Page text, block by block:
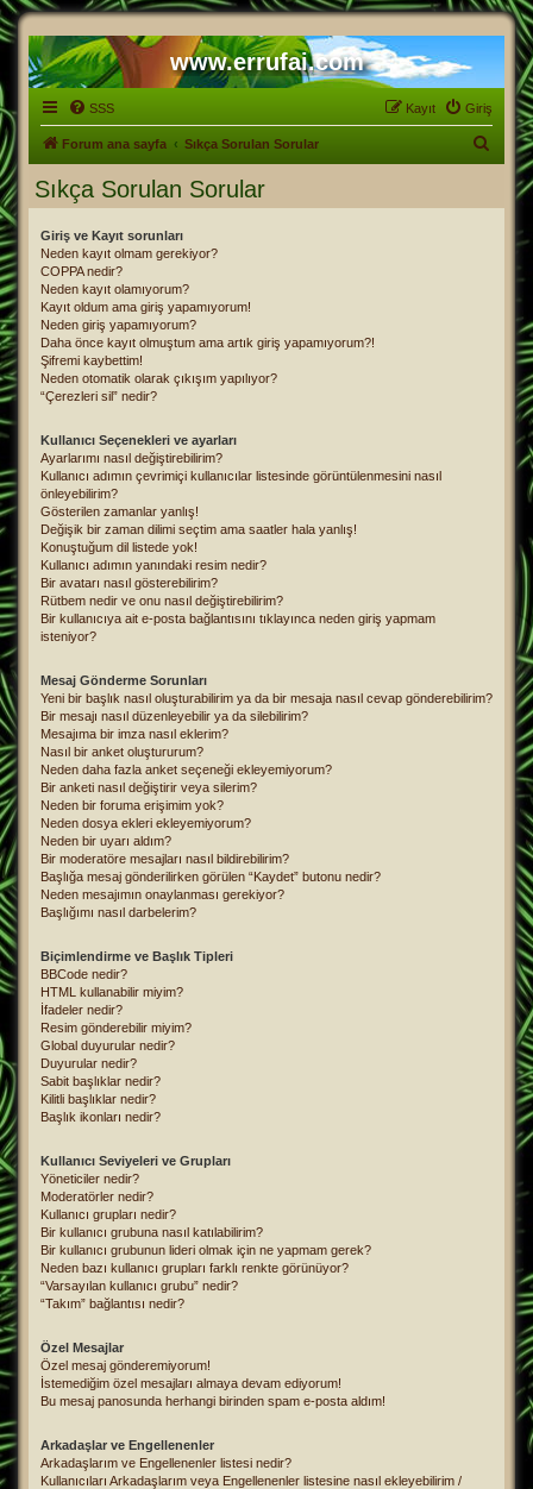
www.errufai.com
SSS Giriş
Kayıt
Forum ana sayfa Sıkça Sorulan Sorular
Sıkça Sorulan Sorular
Giriş ve Kayıt sorunları
Neden kayıt olmam gerekiyor?
COPPA nedir?
Neden kayıt olamıyorum?
Kayıt oldum ama giriş yapamıyorum!
Neden giriş yapamıyorum?
Daha önce kayıt olmuştum ama artık giriş yapamıyorum?!
Şifremi kaybettim!
Neden otomatik olarak çıkışım yapılıyor?
“Çerezleri sil” nedir?
Kullanıcı Seçenekleri ve ayarları
Ayarlarımı nasıl değiştirebilirim?
Kullanıcı adımın çevrimiçi kullanıcılar listesinde görüntülenmesini nasıl
önleyebilirim?
Gösterilen zamanlar yanlış!
Değişik bir zaman dilimi seçtim ama saatler hala yanlış!
Konuştuğum dil listede yok!
Kullanıcı adımın yanındaki resim nedir?
Bir avatarı nasıl gösterebilirim?
Rütbem nedir ve onu nasıl değiştirebilirim?
Bir kullanıcıya ait e-posta bağlantısını tıklayınca neden giriş yapmam
isteniyor?
Mesaj Gönderme Sorunları
Yeni bir başlık nasıl oluşturabilirim ya da bir mesaja nasıl cevap gönderebilirim?
Bir mesajı nasıl düzenleyebilir ya da silebilirim?
Mesajıma bir imza nasıl eklerim?
Nasıl bir anket oluştururum?
Neden daha fazla anket seçeneği ekleyemiyorum?
Bir anketi nasıl değiştirir veya silerim?
Neden bir foruma erişimim yok?
Neden dosya ekleri ekleyemiyorum?
Neden bir uyarı aldım?
Bir moderatöre mesajları nasıl bildirebilirim?
Başlığa mesaj gönderilirken görülen “Kaydet” butonu nedir?
Neden mesajımın onaylanması gerekiyor?
Başlığımı nasıl darbelerim?
Biçimlendirme ve Başlık Tipleri
BBCode nedir?
HTML kullanabilir miyim?
İfadeler nedir?
Resim gönderebilir miyim?
Global duyurular nedir?
Duyurular nedir?
Sabit başlıklar nedir?
Kilitli başlıklar nedir?
Başlık ikonları nedir?
Kullanıcı Seviyeleri ve Grupları
Yöneticiler nedir?
Moderatörler nedir?
Kullanıcı grupları nedir?
Bir kullanıcı grubuna nasıl katılabilirim?
Bir kullanıcı grubunun lideri olmak için ne yapmam gerek?
Neden bazı kullanıcı grupları farklı renkte görünüyor?
“Varsayılan kullanıcı grubu” nedir?
“Takım” bağlantısı nedir?
Özel Mesajlar
Özel mesaj gönderemiyorum!
İstemediğim özel mesajları almaya devam ediyorum!
Bu mesaj panosunda herhangi birinden spam e-posta aldım!
Arkadaşlar ve Engellenenler
Arkadaşlarım ve Engellenenler listesi nedir?
Kullanıcıları Arkadaşlarım veya Engellenenler listesine nasıl ekleyebilirim /